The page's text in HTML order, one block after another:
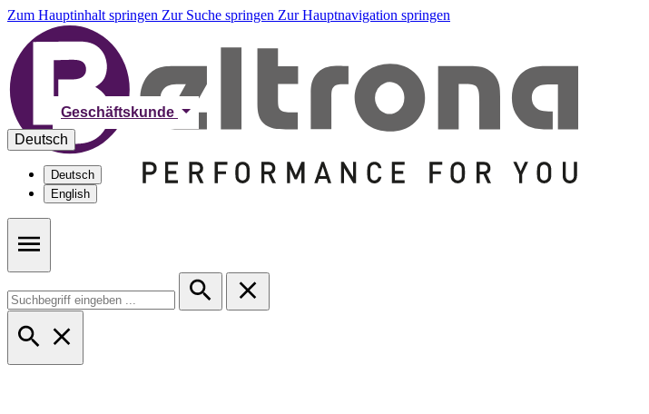
Zum Hauptinhalt springen Zur Suche springen Zur Hauptnavigation springen
Geschäftskunde
Deutsch
Deutsch
English